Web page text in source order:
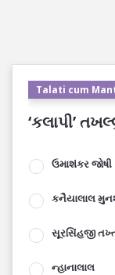
Talati cum
‘કલાપી’
ઉમાશંકર જોષી
કનૈયાલાલ
સૂરસિંહજી
ન્હાનાલાલ